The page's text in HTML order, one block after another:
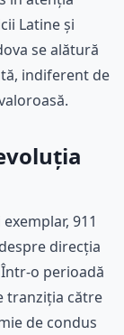
Latine și
se alătură
indiferent de
911
direcția
o perioadă
tranziția către
de condus